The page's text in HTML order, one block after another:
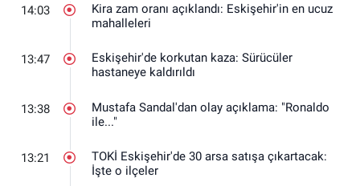
14:03
Kira zam oranı açıklandı: Eskişehir'in en ucuz
mahalleleri
13:47
Eskişehir'de korkutan kaza: Sürücüler
hastaneye kaldırıldı
13:38
Mustafa Sandal'dan olay açıklama: "Ronaldo
ile..."
13:21
TOKİ Eskişehir'de 30 arsa satışa çıkartacak:
İşte o ilçeler